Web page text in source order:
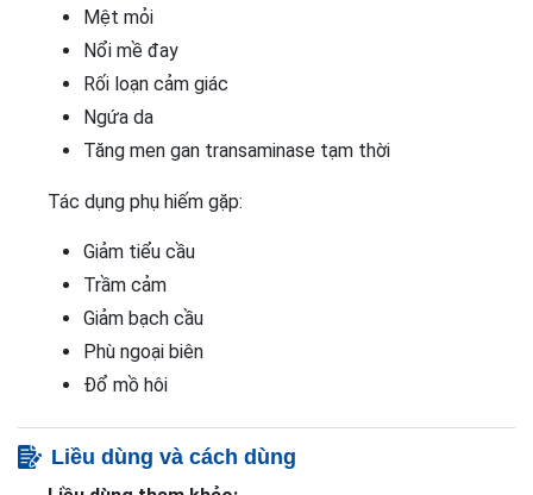
Mệt mỏi
Nổi mề đay
Rối loạn cảm giác
Ngứa da
Tăng men gan transaminase tạm thời
Tác dụng phụ hiếm gặp:
Giảm tiểu cầu
Trầm cảm
Giảm bạch cầu
Phù ngoại biên
Đổ mồ hôi
Liều dùng và cách dùng